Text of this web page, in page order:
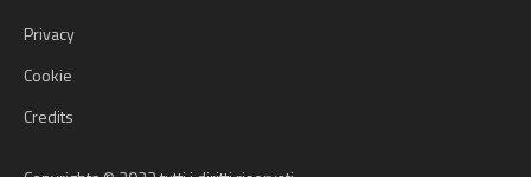
Privacy
Cookie
Credits